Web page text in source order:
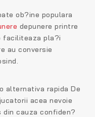
ob?ine populara
depunere printre
faciliteaza pla?i
au conversie
alternativa rapida De
acea nevoie
din cauza confiden?